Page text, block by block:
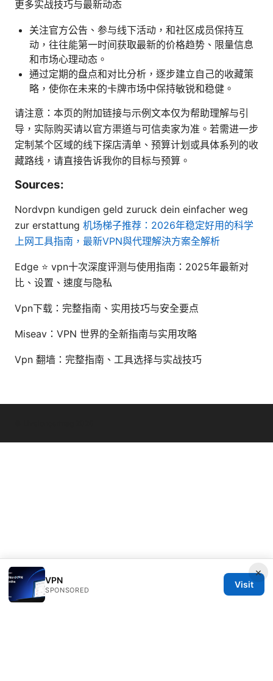
更多实战技巧与最新动态
关注官方公告、参与线下活动，和社区成员保持互
动，往往能第一时间获取最新的价格趋势、限量信息
和市场心理动态。
通过定期的盘点和对比分析，逐步建立自己的收藏策
略，使你在未来的卡牌市场中保持敏锐和稳健。
请注意：本页的附加链接与示例文本仅为帮助理解与引
导，实际购买请以官方渠道与可信卖家为准。若需进一步
定制某个区域的线下探店清单、预算计划或具体系列的收
藏路线，请直接告诉我你的目标与预算。
Sources:
Nordvpn kundigen geld zuruck dein einfacher weg
zur erstattung 机场梯子推荐：2026年稳定好用的科学
上网工具指南，最新VPN與代理解決方案全解析
Edge ⭐ vpn十次深度评测与使用指南：2025年最新对
比、设置、速度与隐私
Vpn下载：完整指南、实用技巧与安全要点
Miseav：VPN 世界的全新指南与实用攻略
Vpn 翻墙：完整指南、工具选择与实战技巧
×
VPN
SPONSORED
Visit